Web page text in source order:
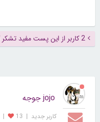
2 کاربر از این پست مفید تشکر کرده اند (نمایش سپاس ها)
jojo جوجه
کاربر جديد |
13
|